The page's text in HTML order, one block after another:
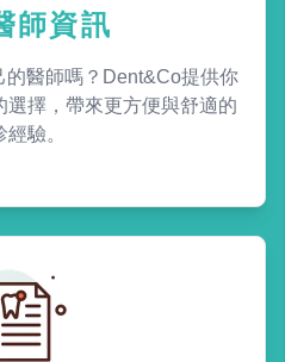
師資訊
醫師嗎？Dent&Co提供你
擇，帶來更方便與舒適的
經驗。